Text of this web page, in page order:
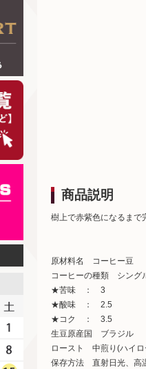
商品説明
樹上で赤紫色になるまで
原材料名 コーヒー豆
コーヒーの種類 シング
★苦味 ： 3
★酸味 ： 2.5
★コク ： 3.5
生豆原産国 ブラジル
ロースト 中煎り(ハイロ
保存方法 直射日光、高